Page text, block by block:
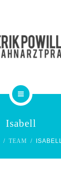
Isabell
TEAM ISABELL